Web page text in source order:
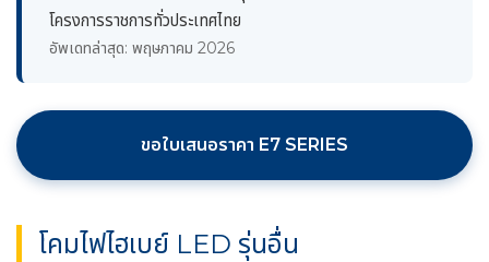
โครงการราชการทั่วประเทศไทย
อัพเดทล่าสุด: พฤษภาคม 2026
ขอใบเสนอราคา E7 SERIES
โคมไฟไฮเบย์ LED รุ่นอื่น